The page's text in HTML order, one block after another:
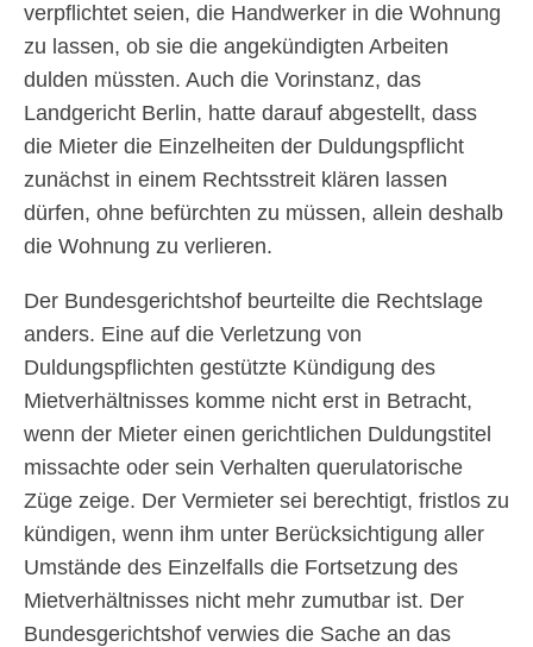
verpflichtet seien, die Handwerker in die Wohnung
zu lassen, ob sie die angekündigten Arbeiten
dulden müssten. Auch die Vorinstanz, das
Landgericht Berlin, hatte darauf abgestellt, dass
die Mieter die Einzelheiten der Duldungspflicht
zunächst in einem Rechtsstreit klären lassen
dürfen, ohne befürchten zu müssen, allein deshalb
die Wohnung zu verlieren.
Der Bundesgerichtshof beurteilte die Rechtslage
anders. Eine auf die Verletzung von
Duldungspflichten gestützte Kündigung des
Mietverhältnisses komme nicht erst in Betracht,
wenn der Mieter einen gerichtlichen Duldungstitel
missachte oder sein Verhalten querulatorische
Züge zeige. Der Vermieter sei berechtigt, fristlos zu
kündigen, wenn ihm unter Berücksichtigung aller
Umstände des Einzelfalls die Fortsetzung des
Mietverhältnisses nicht mehr zumutbar ist. Der
Bundesgerichtshof verwies die Sache an das